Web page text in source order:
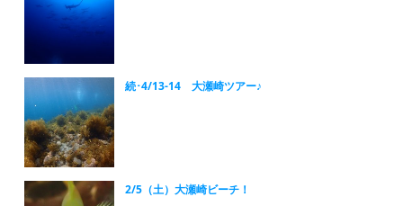
続･4/13-14 大瀬崎ツアー♪
2/5（土）大瀬崎ビーチ！